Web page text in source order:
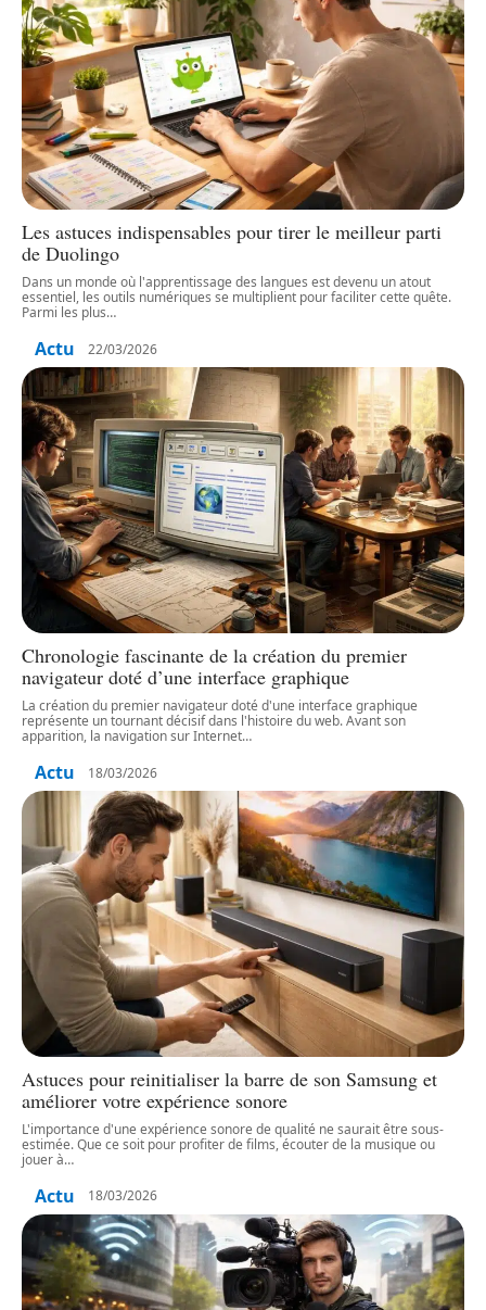
Les astuces indispensables pour tirer le meilleur parti
de Duolingo
Dans un monde où l'apprentissage des langues est devenu un atout
essentiel, les outils numériques se multiplient pour faciliter cette quête.
Parmi les plus…
Actu 22/03/2026
Chronologie fascinante de la création du premier
navigateur doté d’une interface graphique
La création du premier navigateur doté d'une interface graphique
représente un tournant décisif dans l'histoire du web. Avant son
apparition, la navigation sur Internet…
Actu 18/03/2026
Astuces pour reinitialiser la barre de son Samsung et
améliorer votre expérience sonore
L'importance d'une expérience sonore de qualité ne saurait être sous-
estimée. Que ce soit pour profiter de films, écouter de la musique ou
jouer à…
Actu 18/03/2026